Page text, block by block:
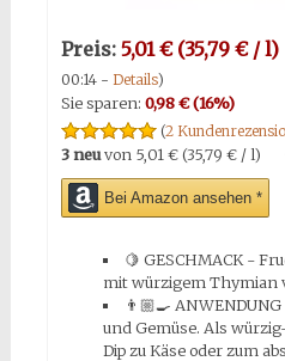
Preis: 5,01 € (35,79 € / l)
00:14 - Details)
Sie sparen: 0,98 € (16%)
(2
3 neuvon 5,01 € (35,79 € / l)
Bei Amazon ansehen *
🍋 GESCHMACK -
mit würzigem Thymian
👨🏼‍🍳
und Gemüse. Als
Dip zu Käse oder zum